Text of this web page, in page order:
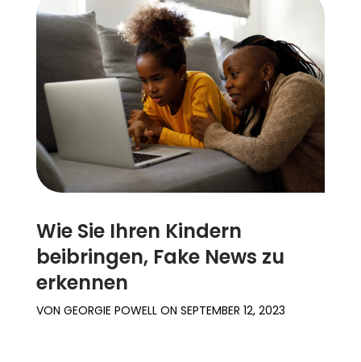
Wie Sie Ihren Kindern
beibringen, Fake News zu
erkennen
VON GEORGIE POWELLON SEPTEMBER 12, 2023